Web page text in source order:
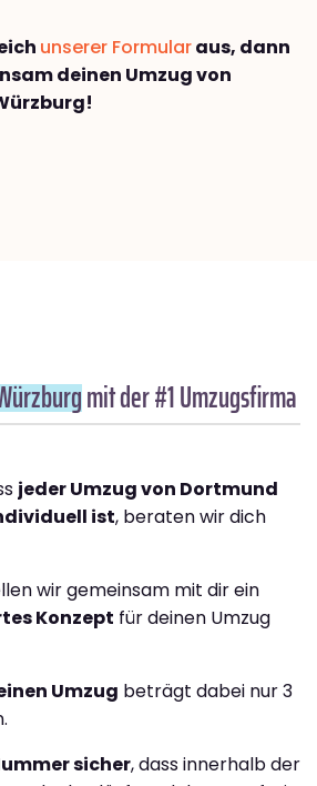
unserer Formularaus, dann
deinen Umzug von
mit der #1 Umzugsfirma
jeder Umzug von Dortmund
ist, beraten wir dich
wir gemeinsam mit dir ein
Konzept für deinen Umzug
Umzug beträgt dabei nur 3
sicher, dass innerhalb der